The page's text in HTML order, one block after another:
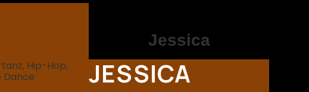
Hip-Hop,
Dance
Jessica
JESSICA